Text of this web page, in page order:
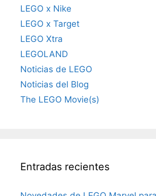
LEGO x Nike
LEGO x Target
LEGO Xtra
LEGOLAND
Noticias de LEGO
Noticias del Blog
The LEGO Movie(s)
Entradas recientes